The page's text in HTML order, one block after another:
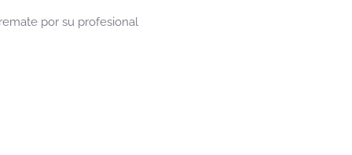
por su profesional